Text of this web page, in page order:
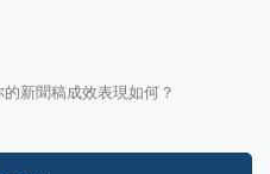
新聞稿成效表現如何？